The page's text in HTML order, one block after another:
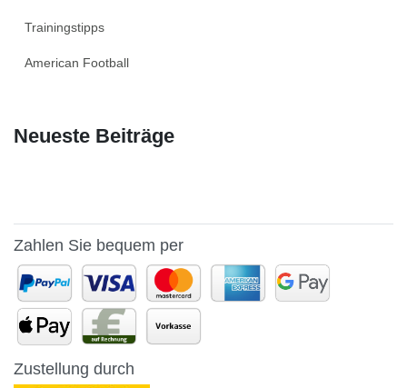
Trainingstipps
American Football
Neueste Beiträge
Zahlen Sie bequem per
Zustellung durch